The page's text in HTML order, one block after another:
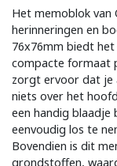
Het memoblok van
herinneringen en
76x76mm biedt
compacte formaat
zorgt ervoor dat je
niets over het
een handig blaadje
eenvoudig los te
Bovendien is dit
grondstoffen,